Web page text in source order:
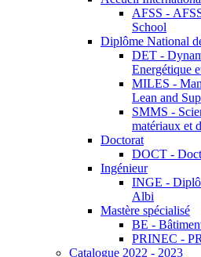
AFSS -
School
Diplôme National
DET -
Energétique
MILES -
Lean and
SMMS -
matériaux et
Doctorat
DOCT -
Ingénieur
INGE -
Albi
Mastère spécialisé
BE -
PRINEC -
Catalogue 2022 - 2023